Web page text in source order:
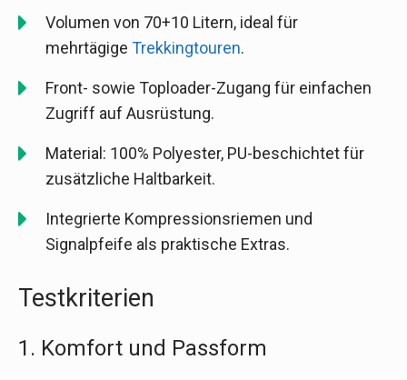
Volumen von 70+10 Litern, ideal für
mehrtägige Trekkingtouren.
Front- sowie Toploader-Zugang für einfachen
Zugriff auf Ausrüstung.
Material: 100% Polyester, PU-beschichtet für
zusätzliche Haltbarkeit.
Integrierte Kompressionsriemen und
Signalpfeife als praktische Extras.
Testkriterien
1. Komfort und Passform